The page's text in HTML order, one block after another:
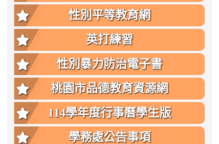
性別平等教育網
英打練習
性別暴力防治電子書
桃園市品德教育資源網
114學年度行事曆學生版
學務處公告事項